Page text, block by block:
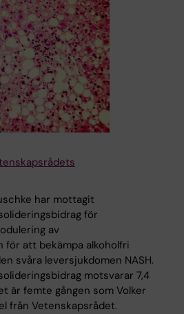
har mottagit
för
av
för att bekämpa alkoholfri
svåra leversjukdomen NASH.
motsvarar 7,4
är femte gången som Volker
från Vetenskapsrådet.